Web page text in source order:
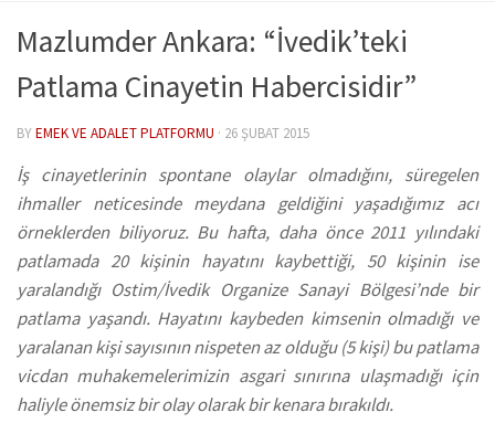
Mazlumder Ankara: “İvedik’teki
Patlama Cinayetin Habercisidir”
BYEMEK VE ADALET PLATFORMU · 26 ŞUBAT 2015
İş cinayetlerinin spontane olaylar olmadığını, süregelen
ihmaller neticesinde meydana geldiğini yaşadığımız acı
örneklerden biliyoruz. Bu hafta, daha önce 2011 yılındaki
patlamada 20 kişinin hayatını kaybettiği, 50 kişinin ise
yaralandığı Ostim/İvedik Organize Sanayi Bölgesi’nde bir
patlama yaşandı. Hayatını kaybeden kimsenin olmadığı ve
yaralanan kişi sayısının nispeten az olduğu (5 kişi) bu patlama
vicdan muhakemelerimizin asgari sınırına ulaşmadığı için
haliyle önemsiz bir olay olarak bir kenara bırakıldı.